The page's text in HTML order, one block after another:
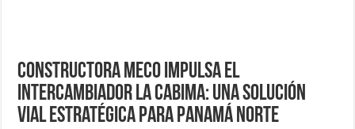
Constructora MECO impulsa el
Intercambiador La Cabima: una solución
vial estratégica para Panamá Norte